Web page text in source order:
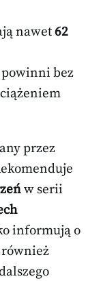
nawet62
bez
przez
w serii
informują o